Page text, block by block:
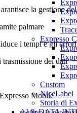
Expresso
Custom
NiceLabel
Storia di
la gestione
palmare
i tempi e gli errori
trasmissione dei dati
Expresso Mobile